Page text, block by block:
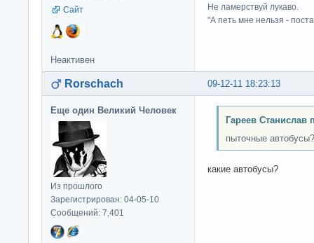
Сайт
Не ламерствуй лукаво.
"А петь мне нельзя -
Неактивен
09-12-11 18:23:13
Rorschach
Еще один Великий Человек
Из прошлого
Зарегистрирован: 04-05-10
Сообщений: 7,401
Гареев Станислав
пыточные автобусы?
какие автобусы?